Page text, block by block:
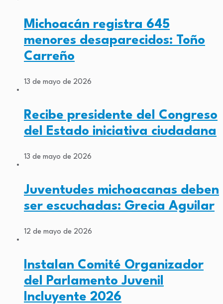
Michoacán registra 645
menores desaparecidos: Toño
Carreño
13 de mayo de 2026
Recibe presidente del Congreso
del Estado iniciativa ciudadana
13 de mayo de 2026
Juventudes michoacanas deben
ser escuchadas: Grecia Aguilar
12 de mayo de 2026
Instalan Comité Organizador
del Parlamento Juvenil
Incluyente 2026